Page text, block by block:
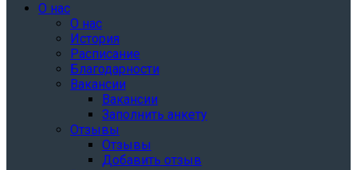
О нас
О нас
История
Расписание
Благодарности
Вакансии
Вакансии
Заполнить анкету
Отзывы
Отзывы
Добавить отзыв